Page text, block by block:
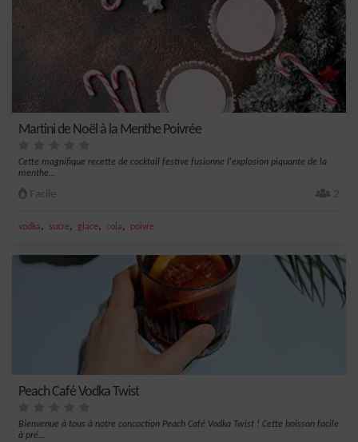
Martini de Noël à la Menthe Poivrée
Cette magnifique recette de cocktail festive fusionne l'explosion piquante de la
menthe...
Facile 2
vodka, sucre, glace, cola, poivre
Peach Café Vodka Twist
Bienvenue à tous à notre concoction Peach Café Vodka Twist ! Cette boisson facile
à pré...